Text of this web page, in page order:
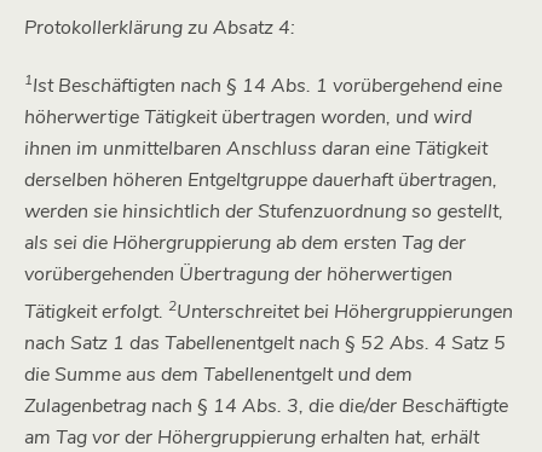
Protokollerklärung zu Absatz 4:
1Ist Beschäftigten nach § 14 Abs. 1 vorübergehend eine
höherwertige Tätigkeit übertragen worden, und wird
ihnen im unmittelbaren Anschluss daran eine Tätigkeit
derselben höheren Entgeltgruppe dauerhaft übertragen,
werden sie hinsichtlich der Stufenzuordnung so gestellt,
als sei die Höhergruppierung ab dem ersten Tag der
vorübergehenden Übertragung der höherwertigen
Tätigkeit erfolgt. 2Unterschreitet bei Höhergruppierungen
nach Satz 1 das Tabellenentgelt nach § 52 Abs. 4 Satz 5
die Summe aus dem Tabellenentgelt und dem
Zulagenbetrag nach § 14 Abs. 3, die die/der Beschäftigte
am Tag vor der Höhergruppierung erhalten hat, erhält